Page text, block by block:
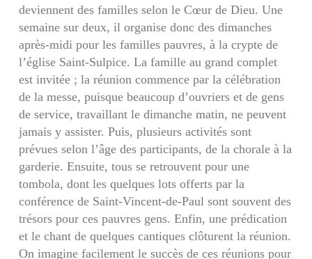
deviennent des familles selon le Cœur de Dieu. Une
semaine sur deux, il organise donc des dimanches
après-midi pour les familles pauvres, à la crypte de
l’église Saint-Sulpice. La famille au grand complet
est invitée ; la réunion commence par la célébration
de la messe, puisque beaucoup d’ouvriers et de gens
de service, travaillant le dimanche matin, ne peuvent
jamais y assister. Puis, plusieurs activités sont
prévues selon l’âge des participants, de la chorale à la
garderie. Ensuite, tous se retrouvent pour une
tombola, dont les quelques lots offerts par la
conférence de Saint-Vincent-de-Paul sont souvent des
trésors pour ces pauvres gens. Enfin, une prédication
et le chant de quelques cantiques clôturent la réunion.
On imagine facilement le succès de ces réunions pour